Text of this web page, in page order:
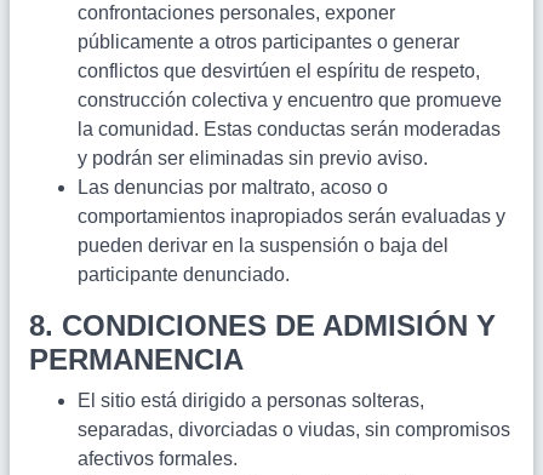
confrontaciones personales, exponer
públicamente a otros participantes o generar
conflictos que desvirtúen el espíritu de respeto,
construcción colectiva y encuentro que promueve
la comunidad. Estas conductas serán moderadas
y podrán ser eliminadas sin previo aviso.
Las denuncias por maltrato, acoso o
comportamientos inapropiados serán evaluadas y
pueden derivar en la suspensión o baja del
participante denunciado.
8. CONDICIONES DE ADMISIÓN Y
PERMANENCIA
El sitio está dirigido a personas solteras,
separadas, divorciadas o viudas, sin compromisos
afectivos formales.